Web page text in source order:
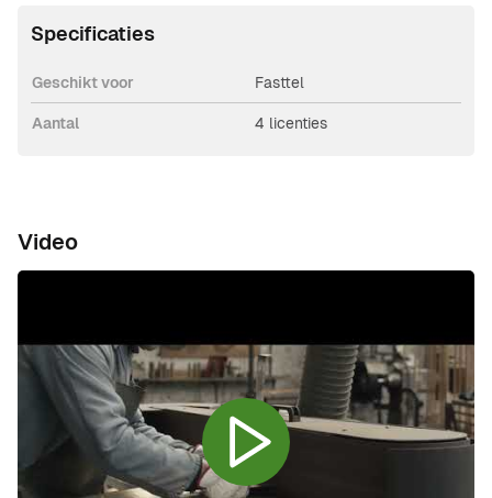
Specificaties
Geschikt voor Fasttel
Aantal 4 licenties
Video